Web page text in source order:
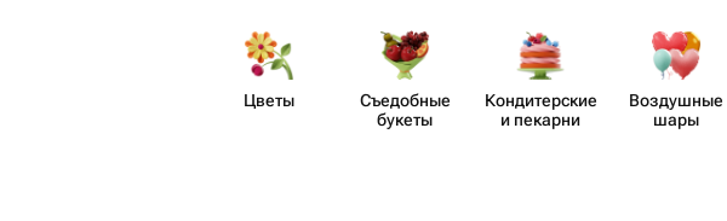
Цветы
Съедобные
букеты
Кондит​ерские
и пекарни
Воздушные
шары